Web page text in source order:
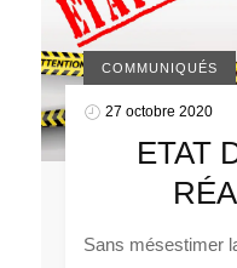
COMMUNIQUÉS
27 octobre 2020
ETAT
Sans mésestimer